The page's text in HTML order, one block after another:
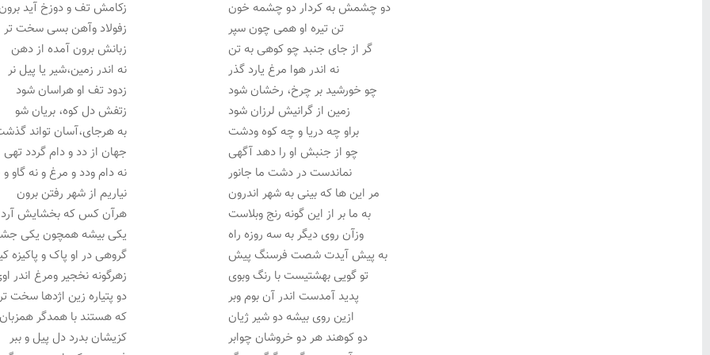
دو چشمش به کردار دو چشمه خون
زکامش تف و دوزخ آید برون
تن تیره او همی چون سپر
زفولاد وآهن بسی سخت تر
گر از جای جنبد چو کوهی به تن
زبانش برون آمده از دهن
نه اندر هوا مرغ یارد گذر
نه اندر زمین،شیر یا پیل نر
چو خورشید بر چرخ، رخشان شود
زدود تف او هراسان شود
زمین از گرانیش لرزان شود
زتفش دل کوه، بریان شو
براو چه دریا و چه کوه ودشت
به هرجای،آسان تواند
چو از جنبش او را دهد آگهی
جهان از دد و دام گردد تهی
نماندست در دشت ما جانور
نه دام ودد و مرغ و نه گاو
مر این ها که بینی به شهر اندرون
نیاریم از شهر رفتن برون
به ما بر از این گونه رنج وبلاست
هرآن کس که بخشایش
وزآن روی دیگر به سه روزه راه
یکی بیشه همچون یکی
به پیش آیدت شصت فرسنگ پیش
گروهی در او پاک و پاکیزه
تو گویی بهشتیست با رنگ وبوی
زهرگونه نخجیر ومرغ اندر
پدید آمدست اندر آن بوم وبر
دو پتیاره زین اژدها سخت
ازین روی بیشه دو شیر ژیان
که هستند با همدگر همزبان
دو کوهند هر دو خروشان چوابر
کزیشان بدرد دل پیل و ببر